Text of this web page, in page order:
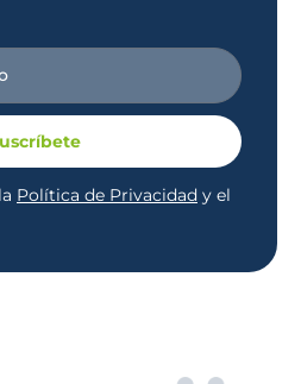
Política de Privacidad y el